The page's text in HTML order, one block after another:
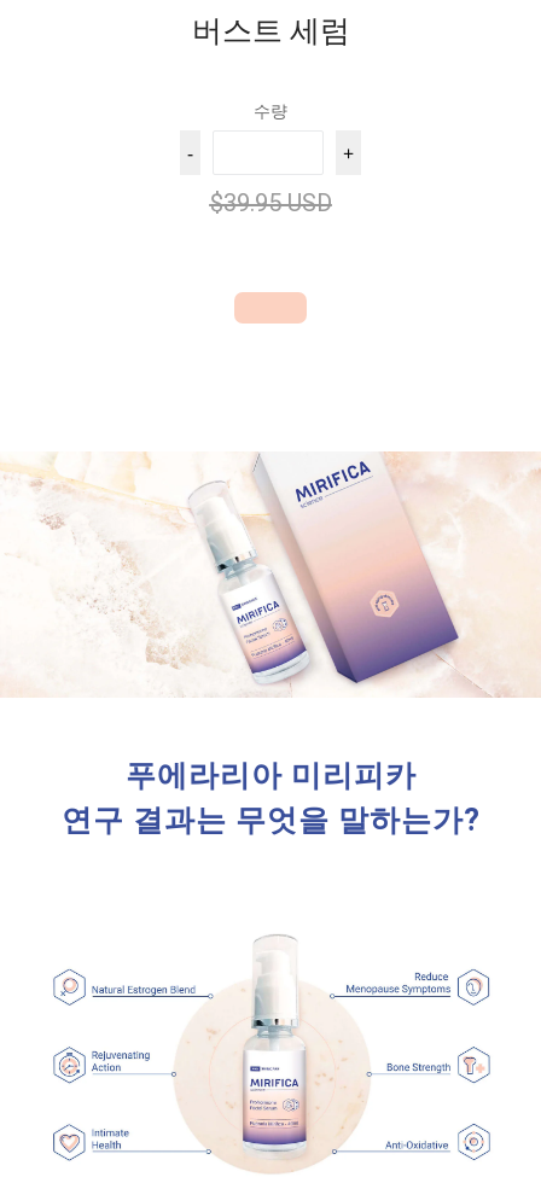
버스트 세럼
수량
- +
$39.95 USD
푸에라리아 미리피카
연구 결과는 무엇을 말하는가?